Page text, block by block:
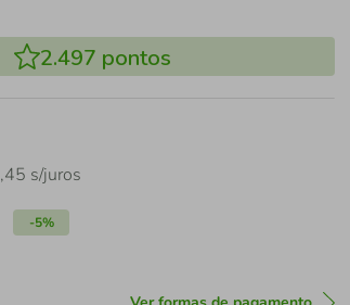
2.497 pontos
,45 s/juros
-5%